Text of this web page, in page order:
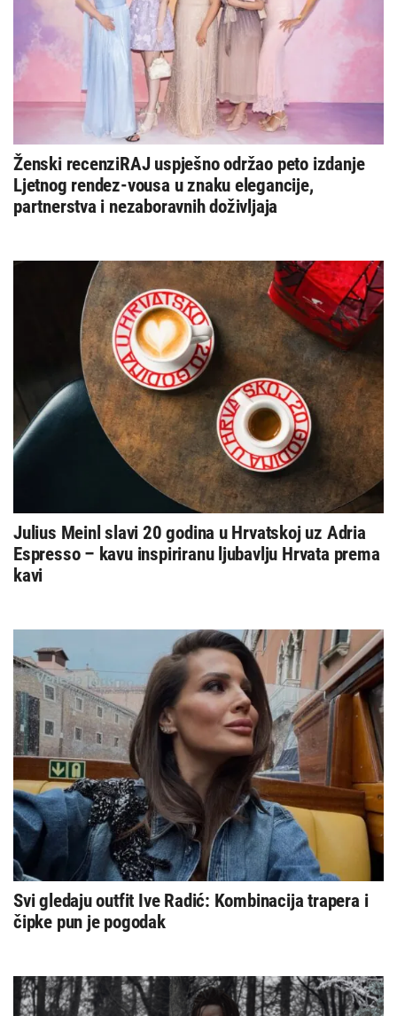
Ženski recenziRAJ uspješno održao peto izdanje
Ljetnog rendez-vousa u znaku elegancije,
partnerstva i nezaboravnih doživljaja
Julius Meinl slavi 20 godina u Hrvatskoj uz Adria
Espresso – kavu inspiriranu ljubavlju Hrvata prema
kavi
Svi gledaju outfit Ive Radić: Kombinacija trapera i
čipke pun je pogodak